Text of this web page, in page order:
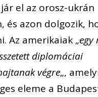
el az orosz-ukrán
és azon dolgozik,
Az amerikaiak „egy
diplomáciai
végre„,
eleme a